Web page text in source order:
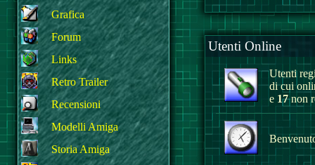
Grafica
Forum
Links
Retro Trailer
Recensioni
Modelli Amiga
Storia Amiga
Utenti Online
Utenti
di cui
e 17non